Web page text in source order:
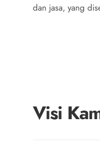
dan jasa, yang
Visi